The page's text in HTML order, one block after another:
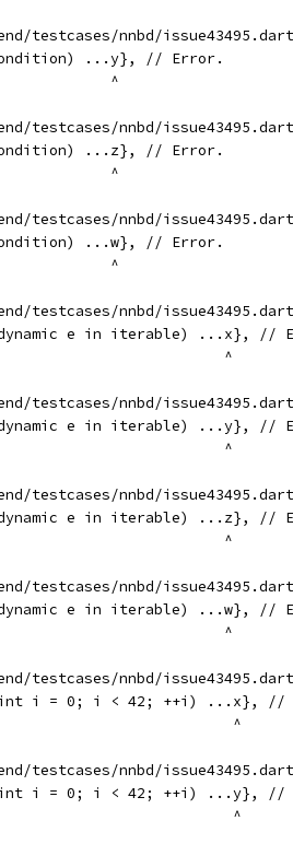
testcases/nnbd/
...y}, // Error.
^
testcases/nnbd/
...z}, // Error.
^
testcases/nnbd/
...w}, // Error.
^
testcases/nnbd/
e in iterable) ...x}, //
^
testcases/nnbd/
e in iterable) ...y}, //
^
testcases/nnbd/
e in iterable) ...z}, //
^
testcases/nnbd/
e in iterable) ...w}, //
^
testcases/nnbd/
i = 0; i < 42; ++i) ...x}, //
^
testcases/nnbd/
i = 0; i < 42; ++i) ...y}, //
^